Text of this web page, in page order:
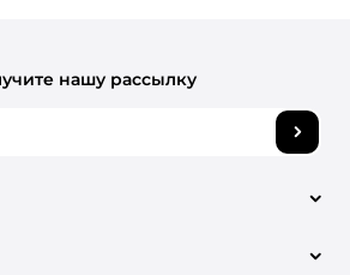
нашу рассылку